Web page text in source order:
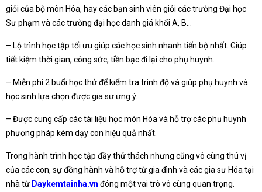
giỏi của bộ môn Hóa, hay các bạn sinh viên giỏi các trường Đại học
Sư phạm và các trường đại học danh giá khối A, B…
– Lộ trình học tập tối ưu giúp các học sinh nhanh tiến bộ nhất. Giúp
tiết kiệm thời gian, công sức, tiền bạc đi lại cho phụ huynh.
– Miễn phí 2 buổi học thử để kiểm tra trình độ và giúp phụ huynh và
học sinh lựa chọn được gia sư ưng ý.
– Được cung cấp các tài liệu học môn Hóa và hỗ trợ các phụ huynh
phương pháp kèm dạy con hiệu quả nhất.
Trong hành trình học tập đầy thử thách nhưng cũng vô cùng thú vị
của các con, sự đồng hành và hỗ trợ từ gia đình và các gia sư Hóa tại
nhà từ Daykemtainha.vn đóng một vai trò vô cùng quan trọng.